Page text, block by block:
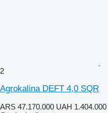
2
Agrokalina DEFT 4,0 SQR
ARS 47.170.000 UAH 1.404.000